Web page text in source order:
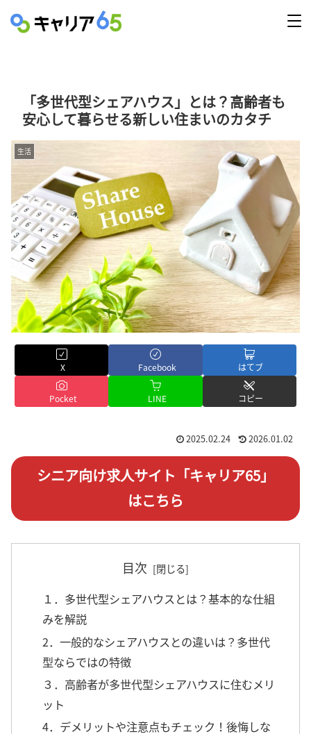
「多世代型シェアハウス」とは？高齢者も
安心して暮らせる新しい住まいのカタチ
生活
X Facebook はてブ
Pocket LINE コピー
2025.02.24 2026.01.02
シニア向け求人サイト「キャリア65」
はこちら
目次
１．多世代型シェアハウスとは？基本的な仕組
みを解説
2．一般的なシェアハウスとの違いは？多世代
型ならではの特徴
３．高齢者が多世代型シェアハウスに住むメリ
ット
4．デメリットや注意点もチェック！後悔しな